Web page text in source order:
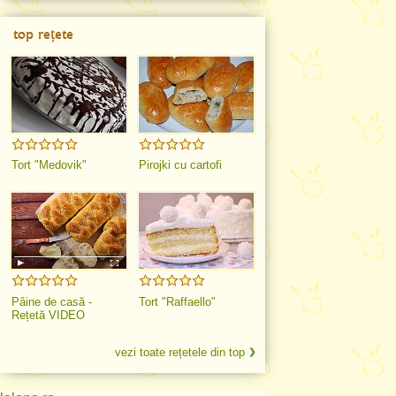
top rețete
Tort "Medovik" Pirojki cu cartofi
Pâine de casă -
Rețetă VIDEO
Tort "Raffaello"
vezi toate rețetele din top